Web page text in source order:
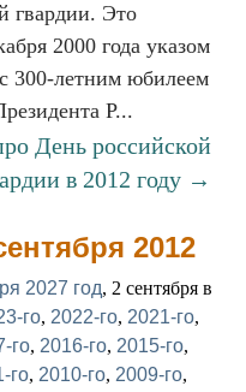
гвардии. Это
2000 года указом
300-летним юбилеем
Р...
День российской
в 2012 году →
2012
2027 год, 2 сентября в
го, 2022-го, 2021-го,
го, 2016-го, 2015-го,
го, 2010-го, 2009-го,